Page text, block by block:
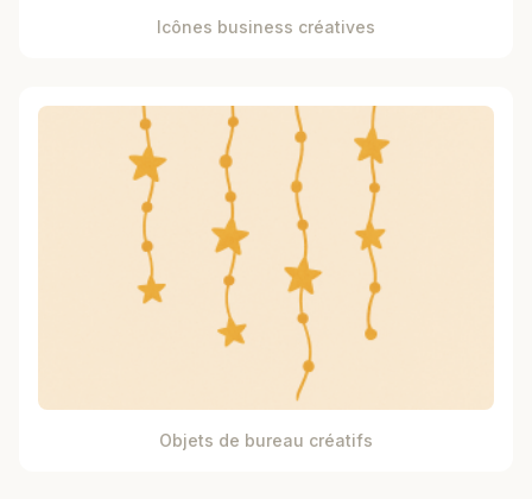
Icônes business créatives
Objets de bureau créatifs